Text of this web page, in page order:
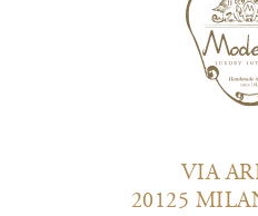
VIA
20125